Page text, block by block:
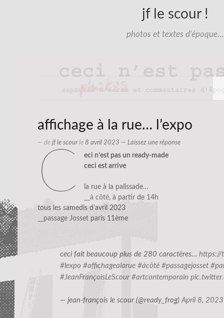
jf le scour !
photos et textes d'époque…
affichage à la rue… l’expo
— de jf le scourle 8 avril 2023 — Laissez une réponse
c
eci n’est pas un ready-made
ceci est arrive
la rue à la palissade…
__à côté, à partir de 14h
tous les samedis d’avril 2023
__passage Josset paris 11ème
ceci fait beaucoup plus de 280 caractères… https://
#lexpo #affichagealarue #àcôté #passagejosset
#JeanFrançoisLeScour #artcontemporain
— jean-françois le scour (@ready_frog)April 8, 2023